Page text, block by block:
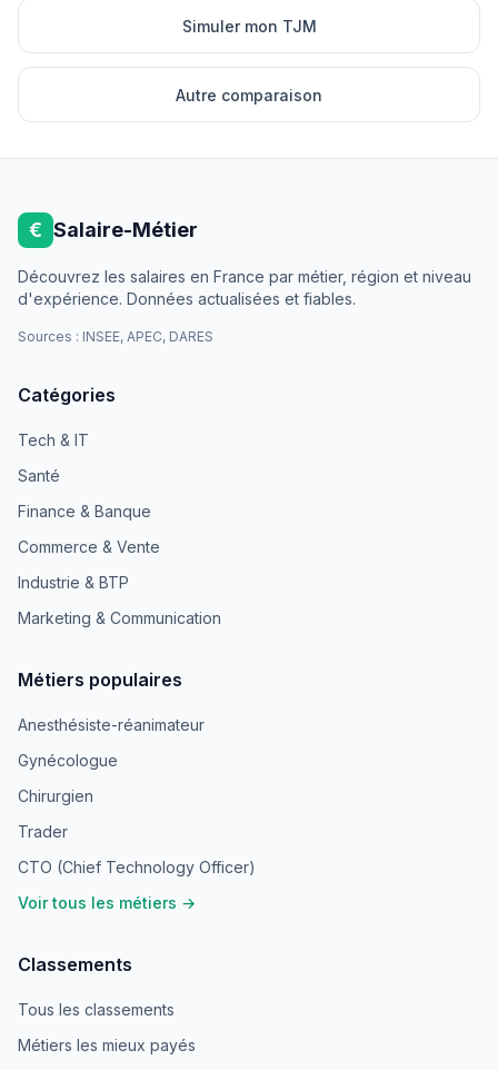
Simuler mon TJM
Autre comparaison
€ Salaire-Métier
Découvrez les salaires en France par métier, région et niveau
d'expérience. Données actualisées et fiables.
Sources : INSEE, APEC, DARES
Catégories
Tech & IT
Santé
Finance & Banque
Commerce & Vente
Industrie & BTP
Marketing & Communication
Métiers populaires
Anesthésiste-réanimateur
Gynécologue
Chirurgien
Trader
CTO (Chief Technology Officer)
Voir tous les métiers →
Classements
Tous les classements
Métiers les mieux payés